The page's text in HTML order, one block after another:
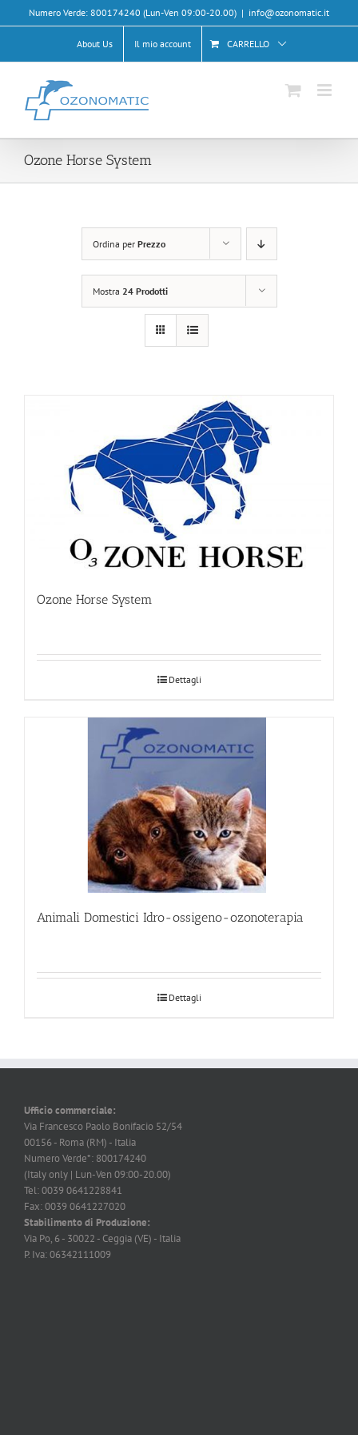
al
Numero Verde: 800174240 (Lun-Ven 09:00-20.00) | info@ozonomatic.it
About Us Il mio account CARRELLO
Ozone Horse System
Ordina per Prezzo
Mostra 24 Prodotti
Ozone Horse System
Dettagli
Animali Domestici Idro-ossigeno-ozonoterapia
Dettagli
Ufficio commerciale:
Via Francesco Paolo Bonifacio 52/54
00156 - Roma (RM) - Italia
Numero Verde*: 800174240
(Italy only | Lun-Ven 09:00-20.00)
Tel: 0039 0641228841
Fax: 0039 0641227020
Stabilimento di Produzione:
Via Po, 6 - 30022 - Ceggia (VE) - Italia
P. Iva: 06342111009